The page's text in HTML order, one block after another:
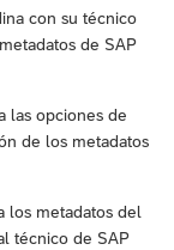
con su técnico
de SAP
las opciones de
de los metadatos
los metadatos del
técnico de SAP